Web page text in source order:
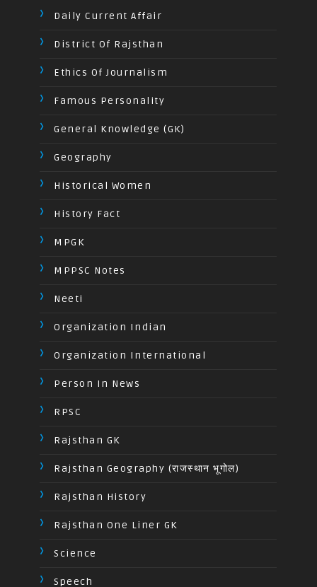
Daily Current Affair
District Of Rajsthan
Ethics Of Journalism
Famous Personality
General Knowledge (GK)
Geography
Historical Women
History Fact
MPGK
MPPSC Notes
Neeti
Organization Indian
Organization International
Person In News
RPSC
Rajsthan GK
Rajsthan Geography (राजस्थान भूगोल)
Rajsthan History
Rajsthan One Liner GK
Science
Speech